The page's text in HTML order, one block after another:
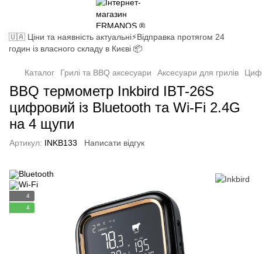
🇺🇦 Ціни та наявність актуальні⚡Відправка протягом 24
годин із власного складу в Києві 📦
Каталог Грилі та BBQ аксесуари Аксесуари для грилів
BBQ термометр Inkbird IBT-26S
цифровий із Bluetooth та Wi-Fi 2.4G
на 4 щупи
Артикул: INKB133 Написати відгук
4
4